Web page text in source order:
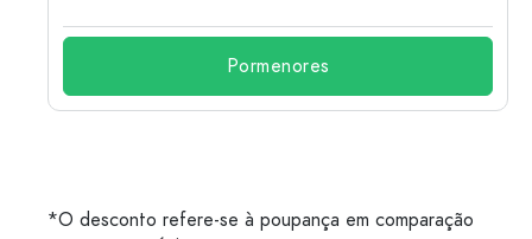
Pormenores
*O desconto refere-se à poupança em comparação